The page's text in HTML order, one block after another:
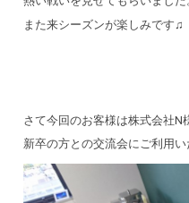
また来シーズンが楽しみです♫
さて今回のお客様は株式会社N
新卒の方との交流会にご利用い